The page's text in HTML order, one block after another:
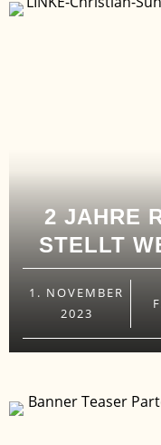
2 JAHRE
STELLT
1. NOVEMBER
2023